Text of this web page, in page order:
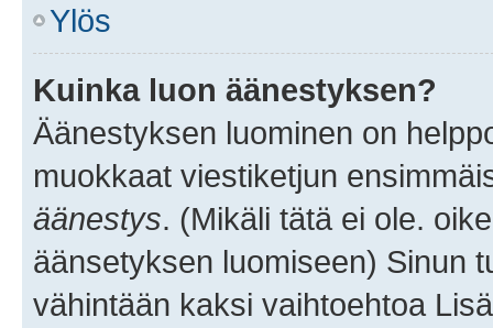
Ylös
Kuinka luon äänestyksen?
Äänestyksen luominen on
muokkaat viestiketjun
äänestys. (Mikäli tätä ei ole.
äänsetyksen luomiseen) Sinun
vähintään kaksi vaihtoehtoa